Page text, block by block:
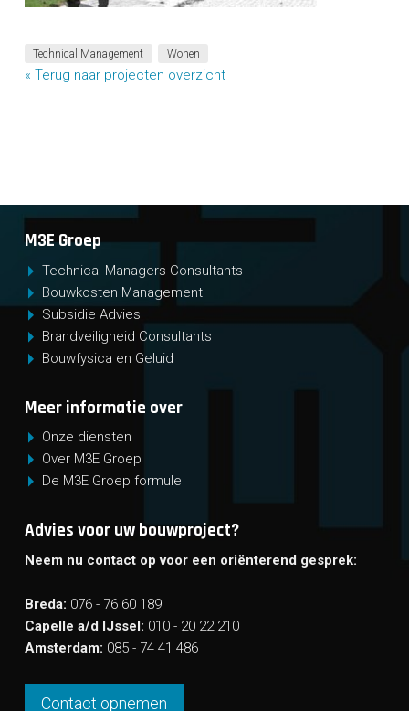
Technical Management Wonen
« Terug naar projecten overzicht
M3E Groep
Technical Managers Consultants
Bouwkosten Management
Subsidie Advies
Brandveiligheid Consultants
Bouwfysica en Geluid
Meer informatie over
Onze diensten
Over M3E Groep
De M3E Groep formule
Advies voor uw bouwproject?
Neem nu contact op voor een oriënterend gesprek:
Breda: 076 - 76 60 189
Capelle a/d IJssel: 010 - 20 22 210
Amsterdam: 085 - 74 41 486
Contact opnemen